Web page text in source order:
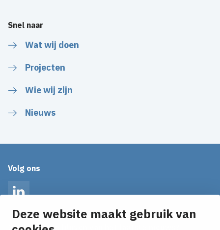
Deze website maakt gebruik van
Snel naar
Wat wij doen
Projecten
Wie wij zijn
Nieuws
Volg ons
Op de hoogte blijven van het laatste nieuws?